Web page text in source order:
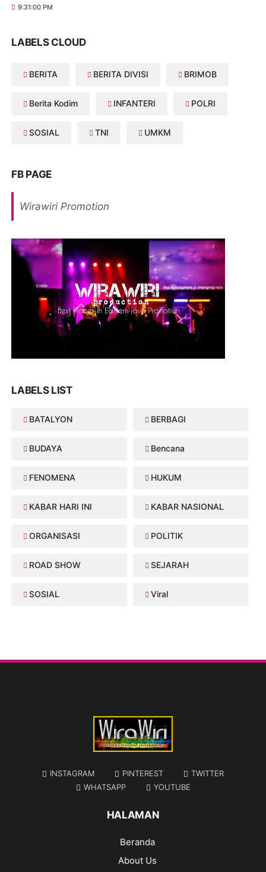
9:31:00 PM
LABELS CLOUD
BERITA BERITA DIVISI BRIMOB
Berita Kodim INFANTERI POLRI
SOSIAL TNI UMKM
FB PAGE
Wirawiri Promotion
LABELS LIST
BATALYON BERBAGI
BUDAYA Bencana
FENOMENA HUKUM
KABAR HARI INI KABAR NASIONAL
ORGANISASI POLITIK
ROAD SHOW SEJARAH
SOSIAL Viral
INSTAGRAM PINTEREST
TWITTER
WHATSAPP
YOUTUBE
HALAMAN
Beranda
About Us